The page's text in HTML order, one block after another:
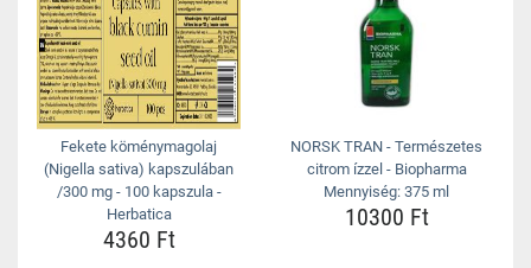
Fekete köménymagolaj
(Nigella sativa) kapszulában
/300 mg - 100 kapszula -
Herbatica
4360 Ft
NORSK TRAN - Természetes
citrom ízzel - Biopharma
Mennyiség: 375 ml
10300 Ft